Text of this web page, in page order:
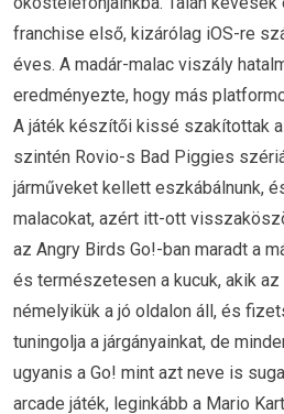
franchise első, kizárólag iOS-re
éves. A madár-malac viszály
eredményezte, hogy más
A játék készítői kissé szakítottak
szintén Rovio-s Bad Piggies
járműveket kellett eszkábálnunk,
malacokat, azért itt-ott
az Angry Birds Go!-ban maradt a
és természetesen a kucuk, akik
némelyikük a jó oldalon áll, és
tuningolja a járgányainkat, de
ugyanis a Go! mint azt neve is
arcade játék, leginkább a Mario